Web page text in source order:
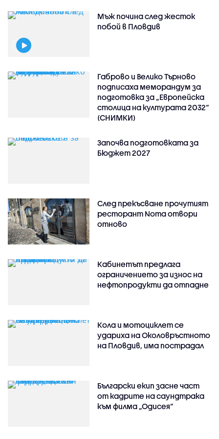
Мъж почина след жесток
побой в Пловдив
Габрово и Велико Търново
подписаха меморандум за
подготовка за „Европейска
столица на културата 2032“
(СНИМКИ)
Започва подготовката за
Бюджет 2027
След прекъсване прочутият
ресторант Noma отвори
отново
Кабинетът предлага
ограничението за износ на
нефтопродукти да отпадне
Кола и мотоциклет се
удариха на Околовръстното
на Пловдив, има пострадал
Български екип засне част
от кадрите на саундтрака
към филма „Одисея“